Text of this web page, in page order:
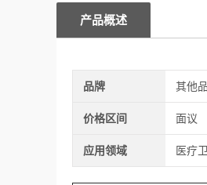
产品概述
品牌 其他
价格区间 面议
应用领域 医疗